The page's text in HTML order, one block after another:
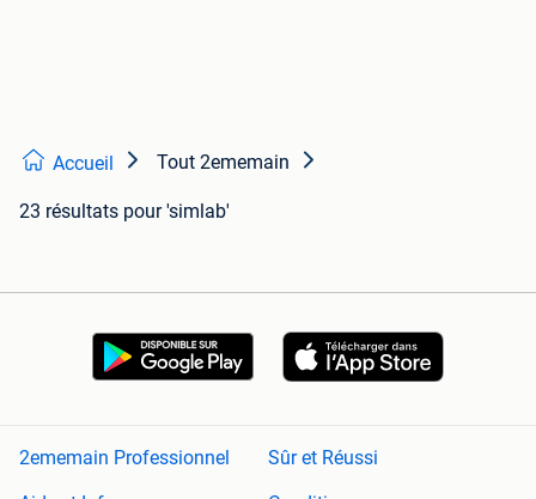
Accueil Tout 2ememain
23 résultats pour 'simlab'
2ememain Professionnel
Sûr et Réussi